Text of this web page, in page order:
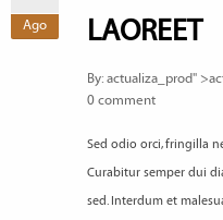
Ago
LAOREET
By: actualiza_prod"
0 comment
Sed odio orci, fringilla
Curabitur semper dui
sed. Interdum et